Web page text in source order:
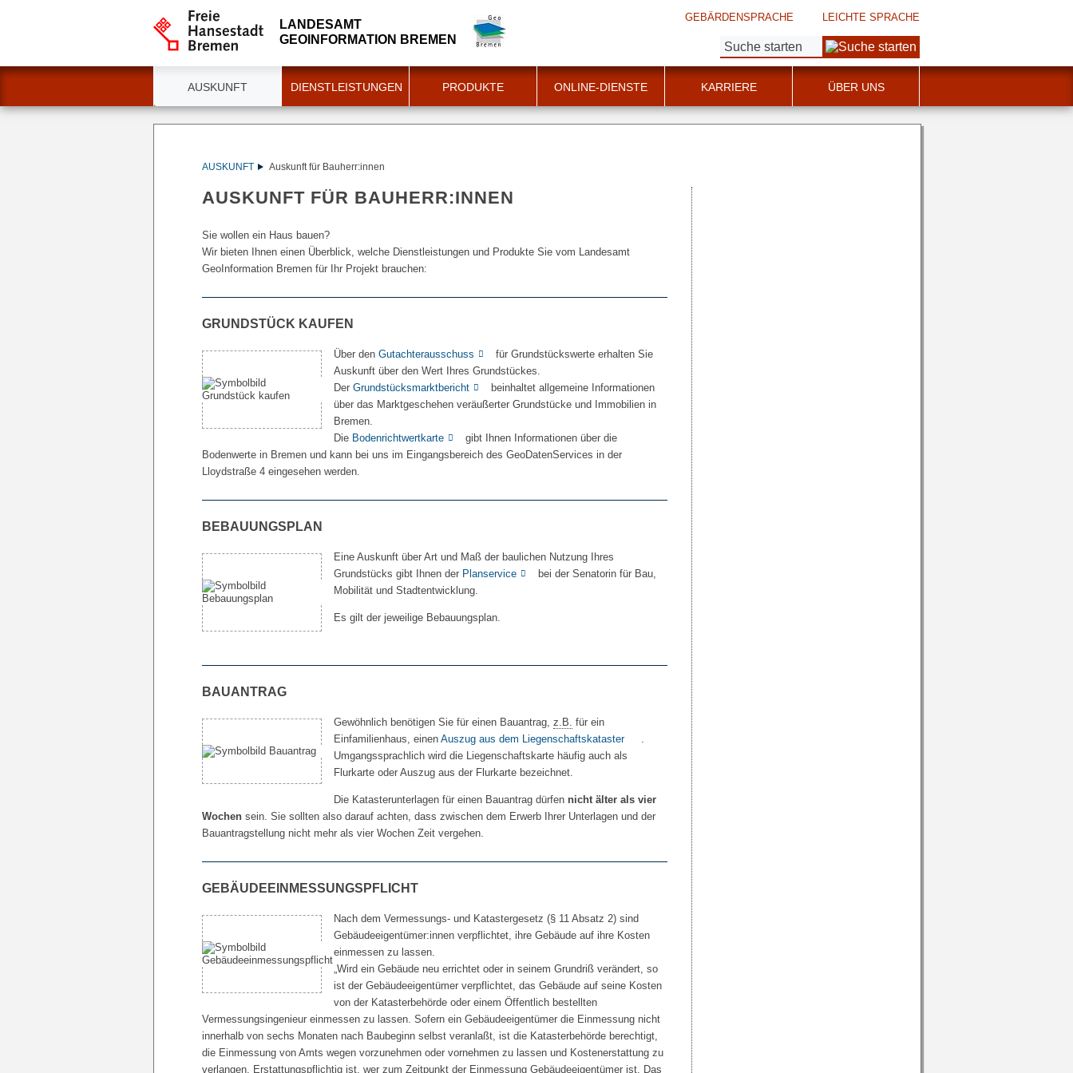
LANDESAMT
GEOINFORMATION BREMEN
GEBÄRDENSPRACHE LEICHTE SPRACHE
Suche:
AUSKUNFT DIENSTLEISTUNGEN PRODUKTE ONLINE-DIENSTE KARRIERE ÜBER UNS
AUSKUNFT Auskunft für Bauherr:innen
AUSKUNFT FÜR BAUHERR:INNEN
Sie wollen ein Haus bauen?
Wir bieten Ihnen einen Überblick, welche Dienstleistungen und Produkte Sie vom Landesamt
GeoInformation Bremen für Ihr Projekt brauchen:
GRUNDSTÜCK KAUFEN
Über den Gutachterausschuss
für Grundstückswerte erhalten Sie
Auskunft über den Wert Ihres Grundstückes.
Der Grundstücksmarktbericht
beinhaltet allgemeine Informationen
über das Marktgeschehen veräußerter Grundstücke und Immobilien in
Bremen.
Die Bodenrichtwertkarte
gibt Ihnen Informationen über die
Bodenwerte in Bremen und kann bei uns im Eingangsbereich des GeoDatenServices in der
Lloydstraße 4 eingesehen werden.
BEBAUUNGSPLAN
Eine Auskunft über Art und Maß der baulichen Nutzung Ihres
Grundstücks gibt Ihnen der Planservice
bei der Senatorin für Bau,
Mobilität und Stadtentwicklung.
Es gilt der jeweilige Bebauungsplan.
BAUANTRAG
Gewöhnlich benötigen Sie für einen Bauantrag, z.B. für ein
Einfamilienhaus, einen Auszug aus dem Liegenschaftskataster
.
Umgangssprachlich wird die Liegenschaftskarte häufig auch als
Flurkarte oder Auszug aus der Flurkarte bezeichnet.
Die Katasterunterlagen für einen Bauantrag dürfen nicht älter als vier
Wochen sein. Sie sollten also darauf achten, dass zwischen dem Erwerb Ihrer Unterlagen und der
Bauantragstellung nicht mehr als vier Wochen Zeit vergehen.
GEBÄUDEEINMESSUNGSPFLICHT
Nach dem Vermessungs- und Katastergesetz (§ 11 Absatz 2) sind
Gebäudeeigentümer:innen verpflichtet, ihre Gebäude auf ihre Kosten
einmessen zu lassen.
„Wird ein Gebäude neu errichtet oder in seinem Grundriß verändert, so
ist der Gebäudeeigentümer verpflichtet, das Gebäude auf seine Kosten
von der Katasterbehörde oder einem Öffentlich bestellten
Vermessungsingenieur einmessen zu lassen. Sofern ein Gebäudeeigentümer die Einmessung nicht
innerhalb von sechs Monaten nach Baubeginn selbst veranlaßt, ist die Katasterbehörde berechtigt,
die Einmessung von Amts wegen vorzunehmen oder vornehmen zu lassen und Kostenerstattung zu
verlangen. Erstattungspflichtig ist, wer zum Zeitpunkt der Einmessung Gebäudeeigentümer ist. Das